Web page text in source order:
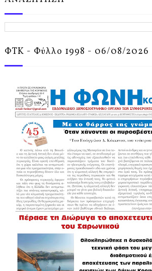
ΦΤΚ - Φύλλο 1998 - 06/08/2026